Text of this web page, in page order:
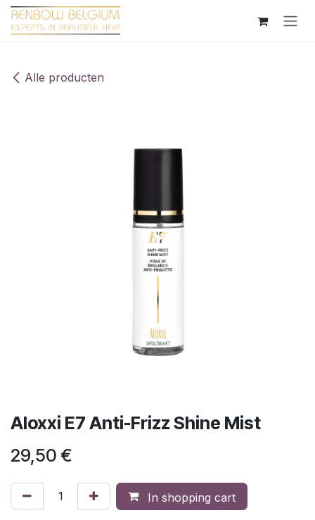
Overslaan naar inhoud
Alle producten
Aloxxi E7 Anti-Frizz Shine Mist
29,50 €
In shopping cart